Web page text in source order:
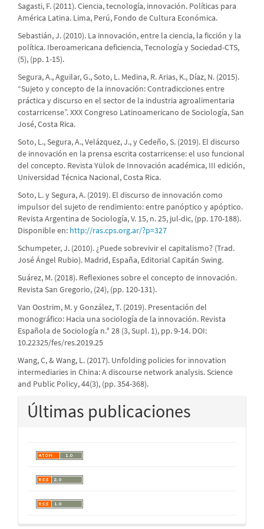
Sagasti, F. (2011). Ciencia, tecnología, innovación. Políticas para
América Latina. Lima, Perú, Fondo de Cultura Económica.
Sebastián, J. (2010). La innovación, entre la ciencia, la ficción y la
política. Iberoamericana deficiencia, Tecnología y Sociedad-CTS,
(5), (pp. 1-15).
Segura, A., Aguilar, G., Soto, L. Medina, R. Arias, K., Díaz, N. (2015).
“Sujeto y concepto de la innovación: Contradicciones entre
práctica y discurso en el sector de la industria agroalimentaria
costarricense”. XXX Congreso Latinoamericano de Sociología, San
José, Costa Rica.
Soto, L., Segura, A., Velázquez, J., y Cedeño, S. (2019). El discurso
de innovación en la prensa escrita costarricense: el uso funcional
del concepto. Revista Yülok de Innovación académica, III edición,
Universidad Técnica Nacional, Costa Rica.
Soto, L. y Segura, A. (2019). El discurso de innovación como
impulsor del sujeto de rendimiento: entre panóptico y apóptico.
Revista Argentina de Sociología, V. 15, n. 25, jul-dic, (pp. 170-188).
Disponible en: http://ras.cps.org.ar/?p=327
Schumpeter, J. (2010). ¿Puede sobrevivir el capitalismo? (Trad.
José Ángel Rubio). Madrid, España, Editorial Capitán Swing.
Suárez, M. (2018). Reflexiones sobre el concepto de innovación.
Revista San Gregorio, (24), (pp. 120-131).
Van Oostrim, M. y González, T. (2019). Presentación del
monográfico: Hacia una sociología de la innovación. Revista
Española de Sociología n.° 28 (3, Supl. 1), pp. 9-14. DOI:
10.22325/fes/res.2019.25
Wang, C, & Wang, L. (2017). Unfolding policies for innovation
intermediaries in China: A discourse network analysis. Science
and Public Policy, 44(3), (pp. 354-368).
Últimas publicaciones